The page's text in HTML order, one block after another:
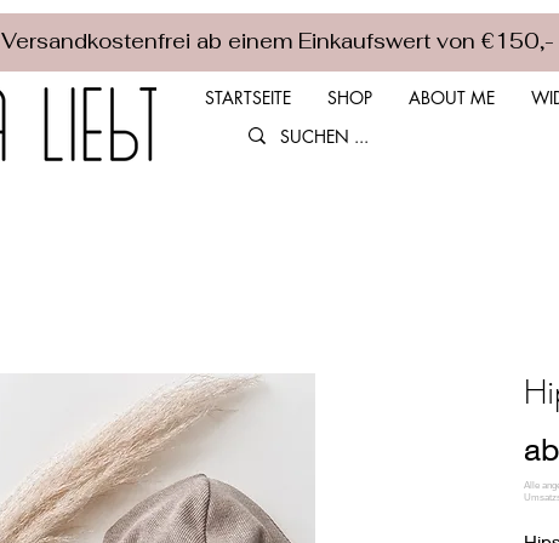
Versandkostenfrei ab einem Einkaufswert von €150,-
STARTSEITE SHOP ABOUT ME
ab